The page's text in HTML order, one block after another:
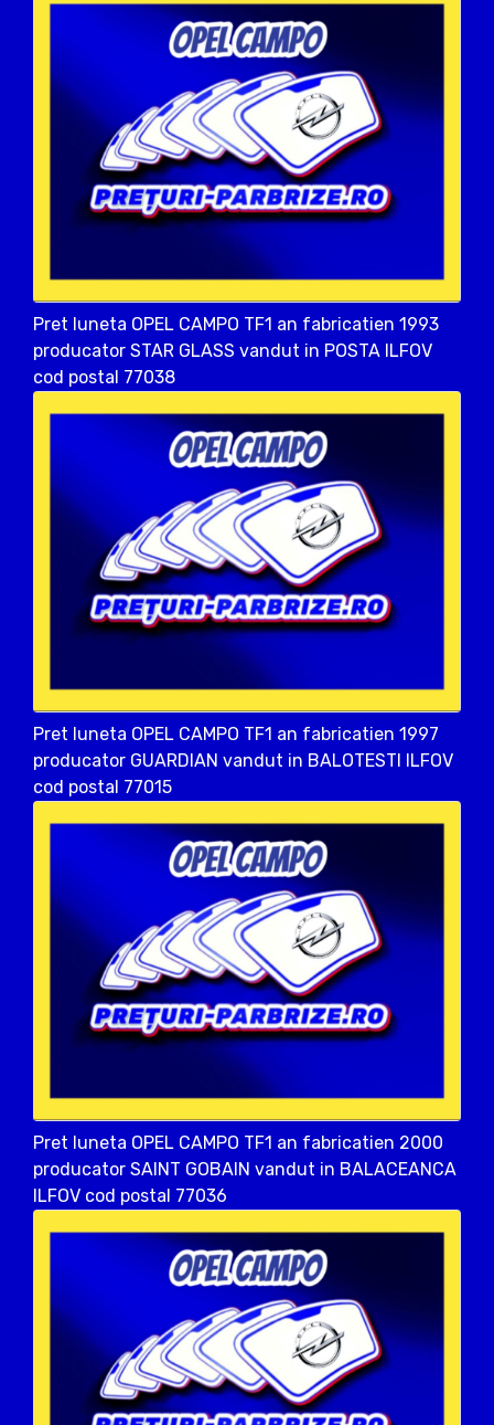
Pret luneta OPEL CAMPO TF1 an fabricatien 1993
producator STAR GLASS vandut in POSTA ILFOV
cod postal 77038
Pret luneta OPEL CAMPO TF1 an fabricatien 1997
producator GUARDIAN vandut in BALOTESTI ILFOV
cod postal 77015
Pret luneta OPEL CAMPO TF1 an fabricatien 2000
producator SAINT GOBAIN vandut in BALACEANCA
ILFOV cod postal 77036